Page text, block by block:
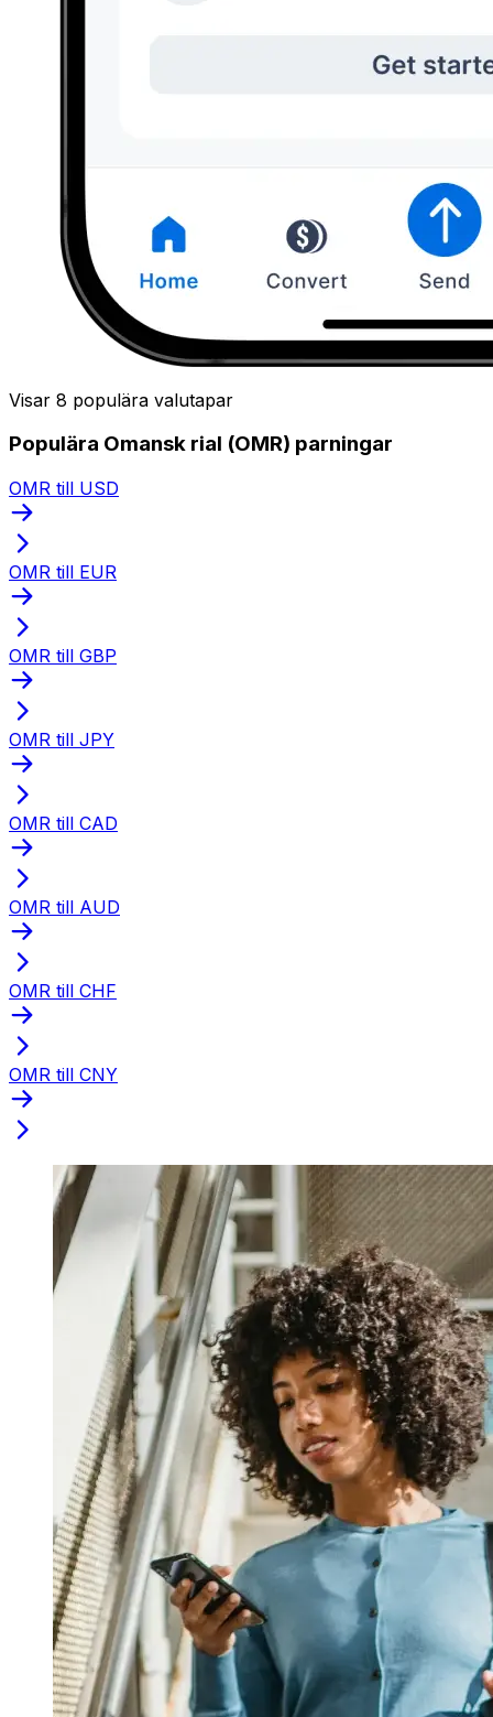
Visar 8 populära valutapar
Populära Omansk rial (OMR) parningar
OMR till USD
OMR till EUR
OMR till GBP
OMR till JPY
OMR till CAD
OMR till AUD
OMR till CHF
OMR till CNY